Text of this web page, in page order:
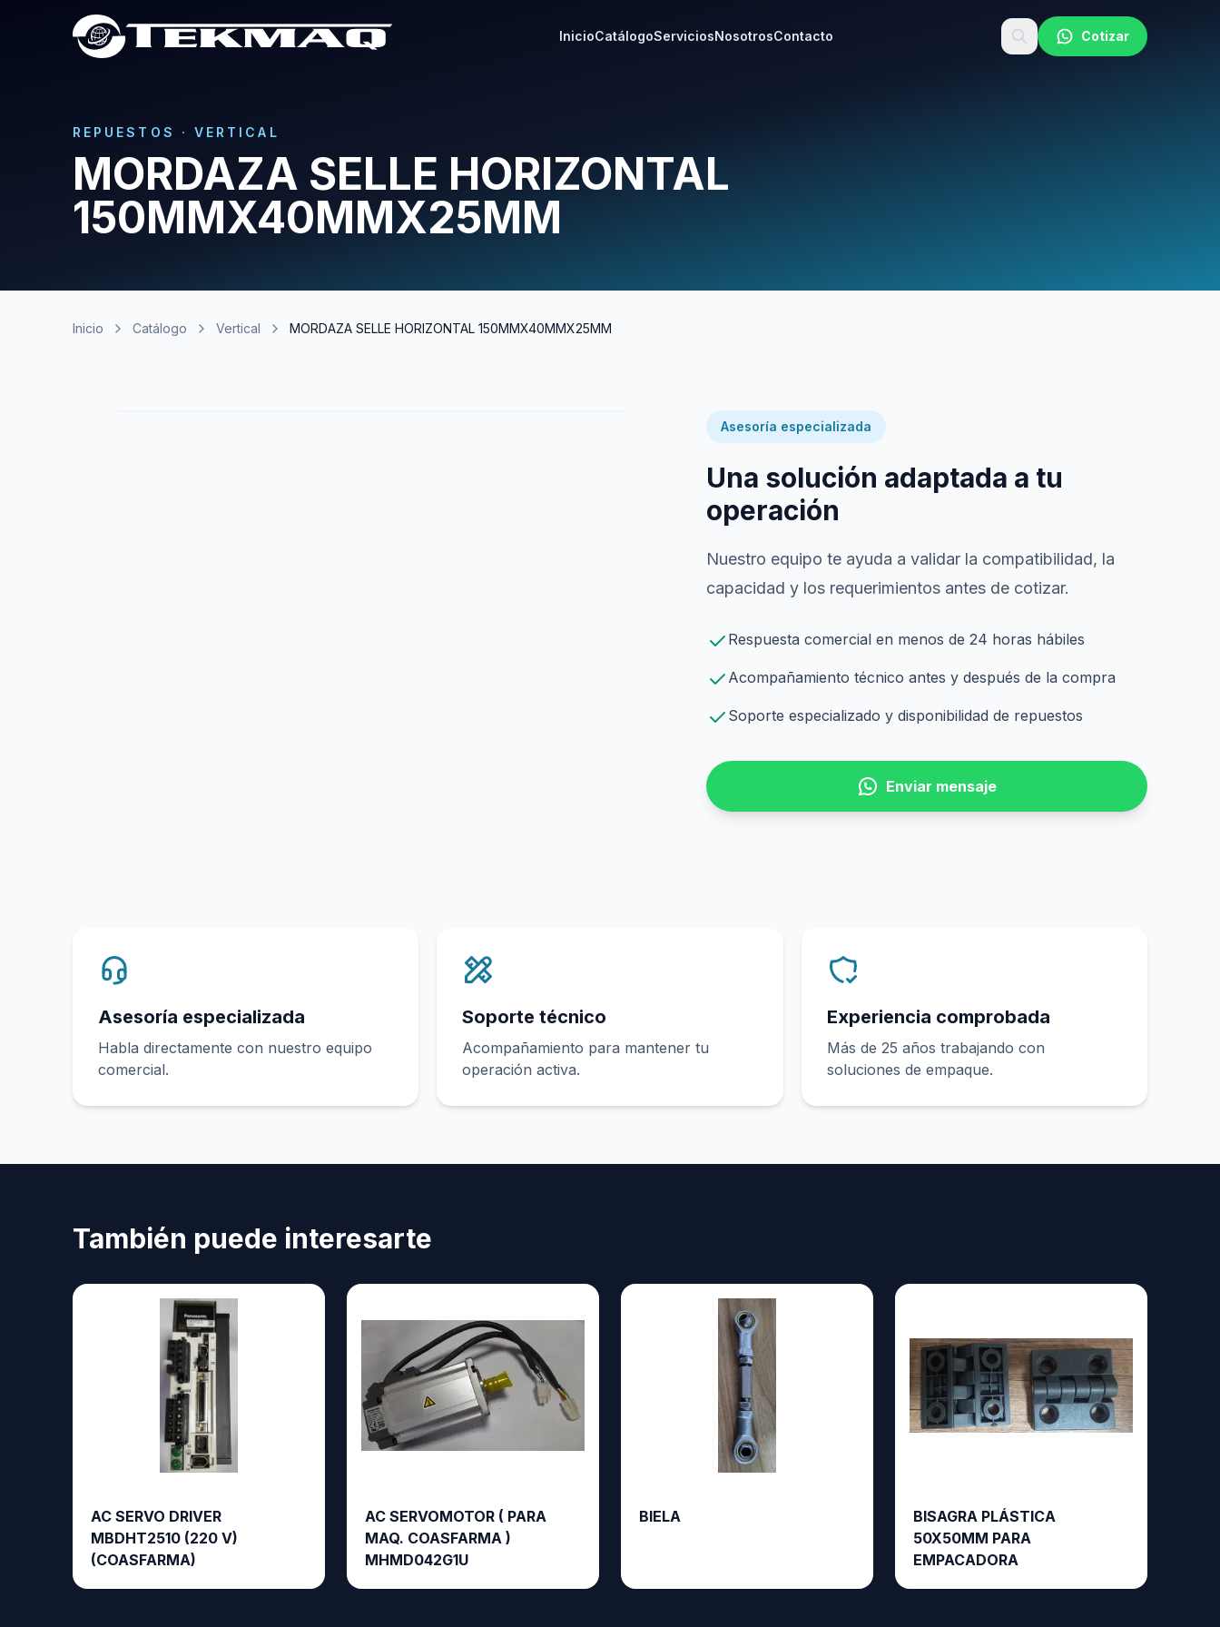
InicioCatálogoServiciosNosotrosContacto Cotizar
REPUESTOS · VERTICAL
MORDAZA SELLE HORIZONTAL
150MMX40MMX25MM
Inicio Catálogo Vertical MORDAZA SELLE HORIZONTAL 150MMX40MMX25MM
Asesoría especializada
Una solución adaptada a tu
operación
Nuestro equipo te ayuda a validar la compatibilidad, la
capacidad y los requerimientos antes de cotizar.
Respuesta comercial en menos de 24 horas hábiles
Acompañamiento técnico antes y después de la compra
Soporte especializado y disponibilidad de repuestos
Enviar mensaje
Asesoría especializada
Habla directamente con nuestro equipo
comercial.
Soporte técnico
Acompañamiento para mantener tu
operación activa.
Experiencia comprobada
Más de 25 años trabajando con
soluciones de empaque.
También puede interesarte
AC SERVO DRIVER
MBDHT2510 (220 V)
(COASFARMA)
AC SERVOMOTOR ( PARA
MAQ. COASFARMA )
MHMD042G1U
BIELA
BISAGRA PLÁSTICA
50X50MM PARA
EMPACADORA